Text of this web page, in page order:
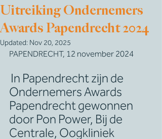
Uitreiking Ondernemers
Awards Papendrecht 2024
Updated: Nov 20, 2025
PAPENDRECHT, 12 november 2024
In Papendrecht zijn de
Ondernemers Awards
Papendrecht gewonnen
door Pon Power, Bij de
Centrale, Oogkliniek